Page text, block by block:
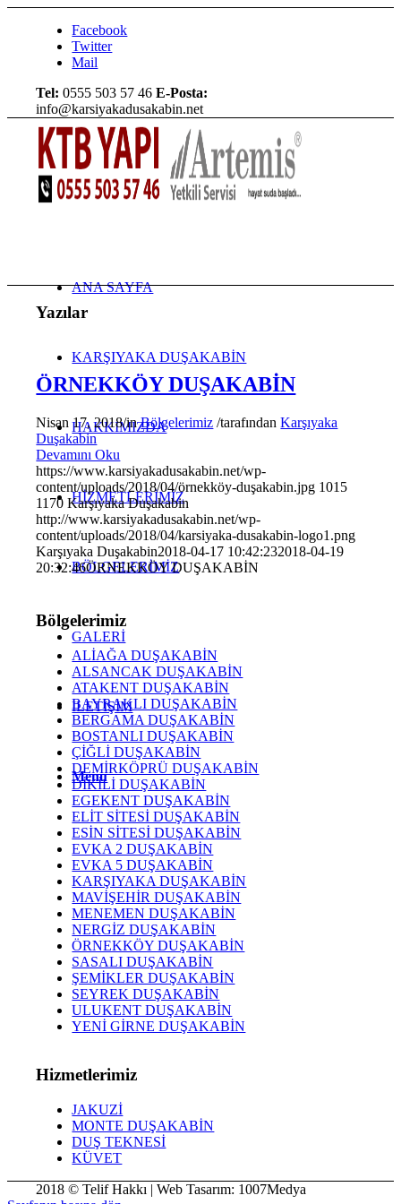
Facebook
Twitter
Mail
Tel: 0555 503 57 46E-Posta:
info@karsiyakadusakabin.net
ANA SAYFA
KARŞIYAKA DUŞAKABİN
HAKKIMIZDA
HİZMETLERİMİZ
BÖLGELERİMİZ
GALERİ
İLETİŞİM
Menu
Yazılar
ÖRNEKKÖY DUŞAKABİN
Nisan 17, 2018/inBölgelerimiz /tarafındanKarşıyaka
Duşakabin
Devamını Oku
https://www.karsiyakadusakabin.net/wp-
content/uploads/2018/04/örnekköy-duşakabin.jpg 1015
1170 Karşıyaka Duşakabin
http://www.karsiyakadusakabin.net/wp-
content/uploads/2018/04/karsiyaka-dusakabin-logo1.png
Karşıyaka Duşakabin2018-04-17 10:42:232018-04-19
20:32:46ÖRNEKKÖY DUŞAKABİN
Bölgelerimiz
ALİAĞA DUŞAKABİN
ALSANCAK DUŞAKABİN
ATAKENT DUŞAKABİN
BAYRAKLI DUŞAKABİN
BERGAMA DUŞAKABİN
BOSTANLI DUŞAKABİN
ÇİĞLİ DUŞAKABİN
DEMİRKÖPRÜ DUŞAKABİN
DİKİLİ DUŞAKABİN
EGEKENT DUŞAKABİN
ELİT SİTESİ DUŞAKABİN
ESİN SİTESİ DUŞAKABİN
EVKA 2 DUŞAKABİN
EVKA 5 DUŞAKABİN
KARŞIYAKA DUŞAKABİN
MAVİŞEHİR DUŞAKABİN
MENEMEN DUŞAKABİN
NERGİZ DUŞAKABİN
ÖRNEKKÖY DUŞAKABİN
SASALI DUŞAKABİN
ŞEMİKLER DUŞAKABİN
SEYREK DUŞAKABİN
ULUKENT DUŞAKABİN
YENİ GİRNE DUŞAKABİN
Hizmetlerimiz
JAKUZİ
MONTE DUŞAKABİN
DUŞ TEKNESİ
KÜVET
2018 © Telif Hakkı | Web Tasarım: 1007Medya